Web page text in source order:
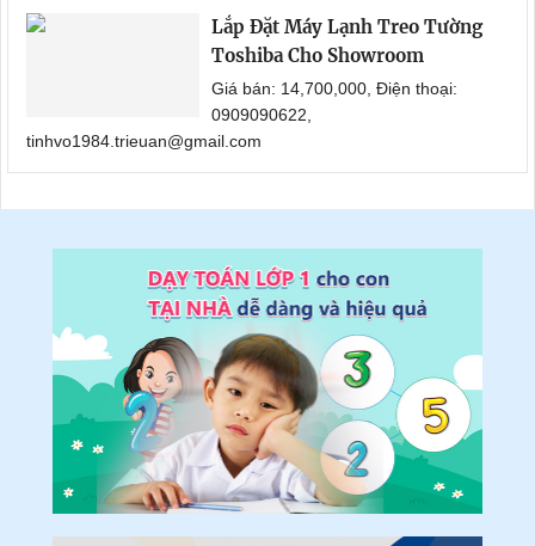
Lắp Đặt Máy Lạnh Treo Tường
Toshiba Cho Showroom
Giá bán: 14,700,000, Điện thoại:
0909090622,
tinhvo1984.trieuan@gmail.com